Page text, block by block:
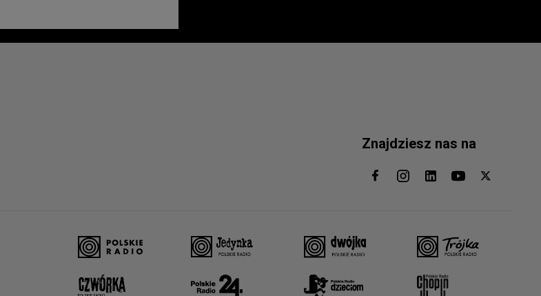
Znajdziesz nas na